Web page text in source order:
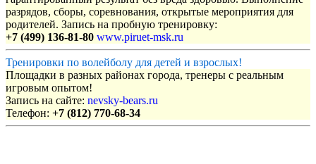
разрядов, сборы, соревнования, открытые мероприятия для
родителей. Запись на пробную тренировку:
+7 (499) 136-81-80 www.piruet-msk.ru
Тренировки по волейболу для детей и взрослых!
Площадки в разных районах города, тренеры с реальным
игровым опытом!
Запись на сайте: nevsky-bears.ru
Телефон: +7 (812) 770-68-34